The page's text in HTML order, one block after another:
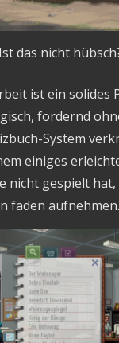
Ist das nicht
ist ein solides
fordernd
System
einiges
nicht gespielt
faden aufnehmen.